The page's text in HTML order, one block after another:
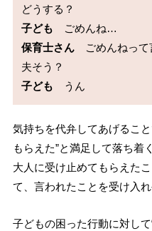
子ども
保育士さん ごめんねって
子ども
気持ちを代弁してあげるこ
もらえた”と満足して落ち着
大人に受け止めてもらえた
て、言われたことを受け入
子どもの困った行動に対し